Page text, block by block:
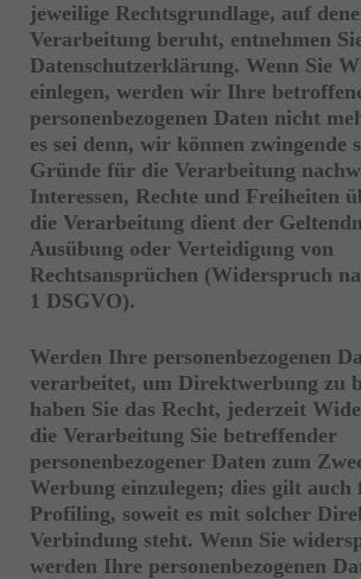
jeweilige Rechtsgrundlage, auf
Verarbeitung beruht, entnehmen
Datenschutzerklärung. Wenn Sie
einlegen, werden wir Ihre
personenbezogenen Daten nicht
es sei denn, wir können zwingende
Gründe für die Verarbeitung
Interessen, Rechte und Freiheiten
die Verarbeitung dient der
Ausübung oder Verteidigung von
Rechtsansprüchen (Widerspruch
1 DSGVO).
Werden Ihre personenbezogenen
verarbeitet, um Direktwerbung zu
haben Sie das Recht, jederzeit
die Verarbeitung Sie betreffender
personenbezogener Daten zum
Werbung einzulegen; dies gilt auch
Profiling, soweit es mit solcher
Verbindung steht. Wenn Sie
werden Ihre personenbezogenen